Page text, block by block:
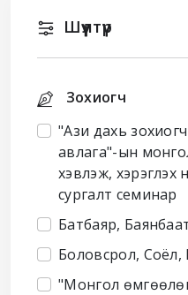
Шүүлтүүр
Зохиогч
"Ази дахь
авлага"-ын
хэвлэж, хэрэглэх
сургалт семинар
Батбаяр,
Боловсрол,
"Монгол